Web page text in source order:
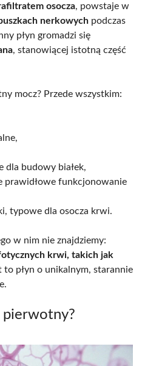
osocza, powstaje w
nerkowych podczas
płyn gromadzi się
, stanowiącej istotną część
mocz? Przede wszystkim:
dla budowy białek,
prawidłowe funkcjonowanie
typowe dla osocza krwi.
w nim nie znajdziemy:
krwi, takich jak
płyn o unikalnym, starannie
pierwotny?